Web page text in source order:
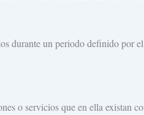
durante un periodo definido por el
o servicios que en ella existan